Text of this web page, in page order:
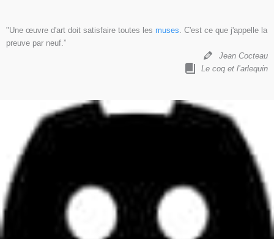
"Une œuvre d'art doit satisfaire toutes les muses. C'est ce que j'appelle la
preuve par neuf.”
Jean Cocteau
Le coq et l’arlequin